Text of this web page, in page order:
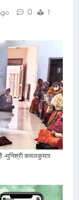
0
1
-मुनिश्री कमलकुमार